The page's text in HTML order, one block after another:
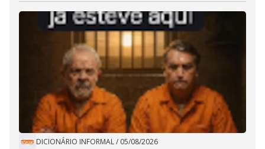
DICIONÁRIO INFORMAL/ 05/08/2026